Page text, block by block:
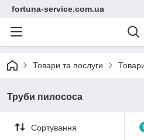
fortuna-service.com.ua
Товари та послуги
Труби пилососа
Сортування